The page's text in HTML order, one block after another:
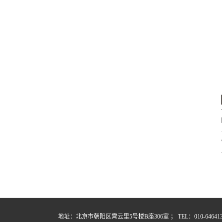
地址：北京市朝阳区霄云里5号楼B座306室 ； TEL：010-